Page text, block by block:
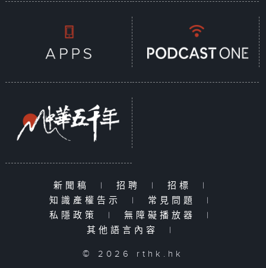
新聞稿 | 招聘 | 招標
|
知識產權告示
| 常見問題
|
私隱政策
| 無障礙播放器
|
其他語言內容
|
© 2026 rthk.hk